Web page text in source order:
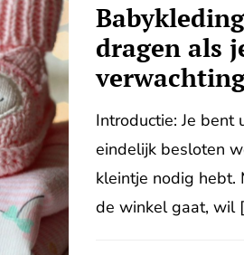
dragen als
Introductie: Je bent
eindelijk besloten
kleintje nodig hebt.
de winkel gaat, wil